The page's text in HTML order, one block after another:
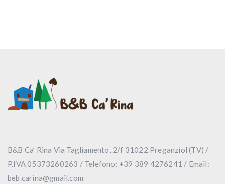
B&B Ca’ Rina Via Tagliamento, 2/f 31022 Preganziol (TV) /
P.IVA 05373260263 / Telefono: +39 389 4276241 / Email:
beb.carina@gmail.com